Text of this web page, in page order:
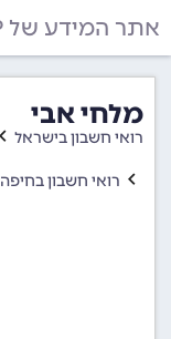
אתר המידע של CAP
מלחי אבי
רואי חשבון בישראל
רואי חשבון בחיפה